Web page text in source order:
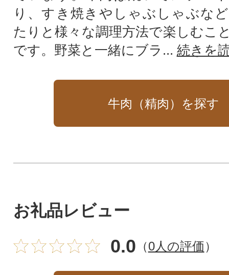
り、すき焼きやしゃぶしゃぶな
たりと様々な調理方法で楽しむこ
です。野菜と一緒にブラ... 続きを
牛肉（精肉）を探す
お礼品レビュー
0.0 （0人の評価）